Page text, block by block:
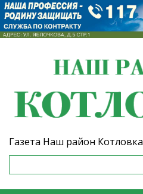
Газета Наш район Котловка